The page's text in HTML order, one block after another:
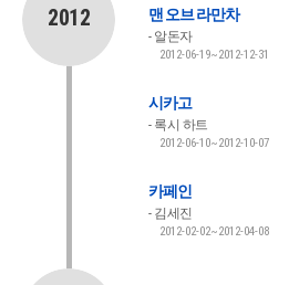
2012 맨 오브 라만차
알돈자
2012-06-19~2012-12-31
시카고
록시 하트
2012-06-10~2012-10-07
카페인
김세진
2012-02-02~2012-04-08